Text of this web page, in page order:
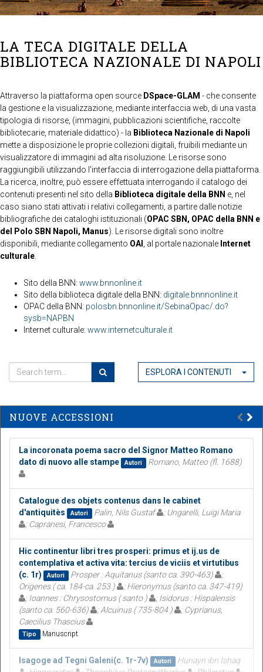
LA TECA DIGITALE DELLA
BIBLIOTECA NAZIONALE DI NAPOLI
Attraverso la piattaforma open source DSpace-GLAM - che consente
la gestione e la visualizzazione, mediante interfaccia web, di una vasta
tipologia di risorse, (immagini, pubblicazioni scientifiche, raccolte
bibliotecarie, materiale didattico) - la Biblioteca Nazionale di Napoli
mette a disposizione le proprie collezioni digitali, fruibili mediante un
visualizzatore di immagini ad alta risoluzione. Le risorse sono
raggiungibili utilizzando l'interfaccia di interrogazione della piattaforma.
La ricerca, inoltre, può essere effettuata interrogando il catalogo dei
contenuti presenti nel sito della Biblioteca digitale della BNN e, nel
caso siano stati attivati i relativi collegamenti, a partire dalle notizie
bibliografiche dei cataloghi istituzionali (OPAC SBN, OPAC della BNN e
del Polo SBN Napoli, Manus). Le risorse digitali sono inoltre
disponibili, mediante collegamento OAI , al portale nazionale Internet
culturale
Sito della BNN: www.bnnonline.it
Sito della biblioteca digitale della BNN: digitale.bnnnonline.it
OPAC della BNN: polosbn.bnnonline.it/SebinaOpac/.do?
sysb=NAPBN
Internet culturale: www.internetculturale.it
ESPLORA I CONTENUTI
NUOVE ACCESSIONI
La incoronata poema sacro del Signor Matteo Romano
dato di nuovo alle stampe
Autori Romano, Matteo (fl. 1688)
Catalogue des objets contenus dans le cabinet
d'antiquitès
Autori Palin, Nils Gustaf
; Ungarelli, Luigi Maria
; Capranesi, Francesco
Hic continentur libri tres prosperi: primus et ij.us de
contemplativa et activa vita: tercius de viciis et virtutibus
(c. 1r)
Autori Prosper : Aquitanus (santo ca. 390-463)
;
Origenes ( ca. 184-ca. 253 )
; Hieronymus (santo ca. 347-419)
; Ioannes : Chrysostomus ( santo )
; Isidorus : Hispalensis
(santo ca. 560-636)
; Alcuinus ( 735-804 )
; Cyprianus,
Caecilius Thascius
Tipo Manuscript
Isagoge ad Tegni Galeni(c. 1r-7v) Autori
Hunayn ibn Ishaq